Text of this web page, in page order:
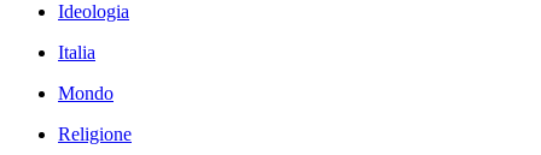
Ideologia
Italia
Mondo
Religione